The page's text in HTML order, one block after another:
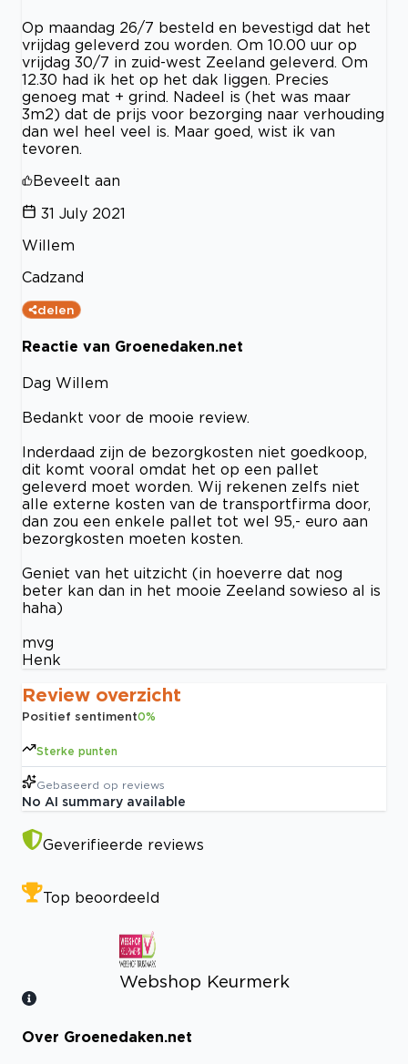
Op maandag 26/7 besteld en bevestigd dat het
vrijdag geleverd zou worden. Om 10.00 uur op
vrijdag 30/7 in zuid-west Zeeland geleverd. Om
12.30 had ik het op het dak liggen. Precies
genoeg mat + grind. Nadeel is (het was maar
3m2) dat de prijs voor bezorging naar verhouding
dan wel heel veel is. Maar goed, wist ik van
tevoren.
Beveelt aan
31 July 2021
Willem
Cadzand
delen
Reactie van Groenedaken.net
Dag Willem
Bedankt voor de mooie review.
Inderdaad zijn de bezorgkosten niet goedkoop,
dit komt vooral omdat het op een pallet
geleverd moet worden. Wij rekenen zelfs niet
alle externe kosten van de transportfirma door,
dan zou een enkele pallet tot wel 95,- euro aan
bezorgkosten moeten kosten.
Geniet van het uitzicht (in hoeverre dat nog
beter kan dan in het mooie Zeeland sowieso al is
haha)
mvg
Henk
Review overzicht
Positief sentiment0%
Sterke punten
Gebaseerd op reviews
No AI summary available
Geverifieerde reviews
Top beoordeeld
Webshop Keurmerk
Bekijk certificaat
Over Groenedaken.net